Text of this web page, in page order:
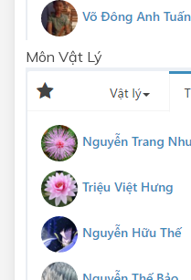
Môn Vật Lý